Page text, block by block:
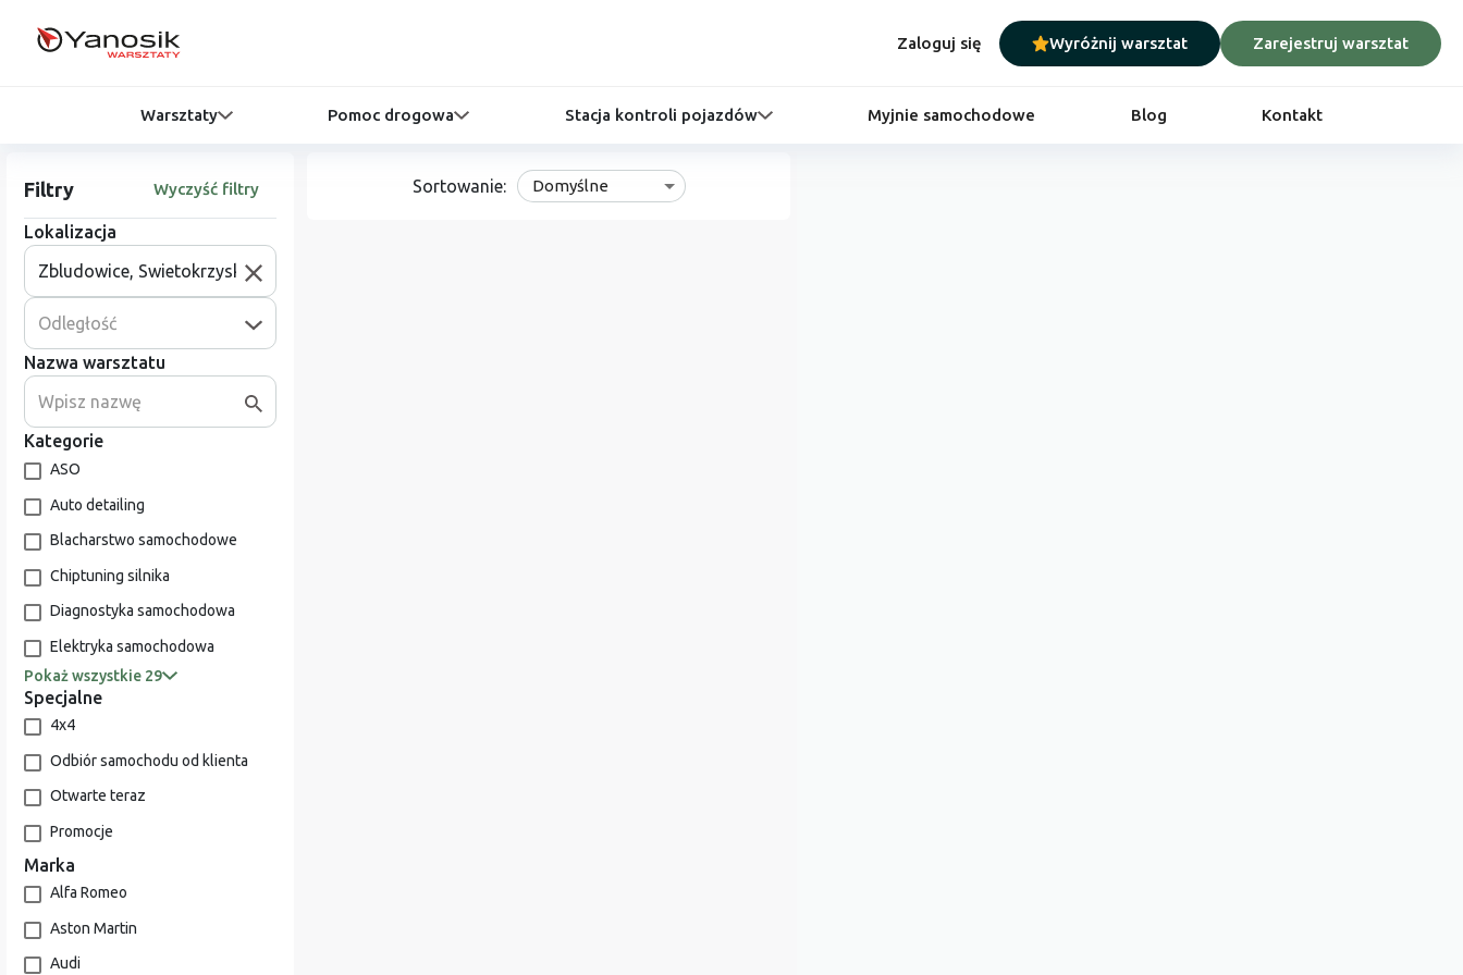
Zaloguj się Wyróżnij warsztat Zarejestruj warsztat
Warsztaty Pomoc drogowa Stacja kontroli pojazdów Myjnie samochodowe Blog Kontakt
Filtry Wyczyść filtry
Lokalizacja
Odległość
Nazwa warsztatu
Kategorie
ASO
Auto detailing
Blacharstwo samochodowe
Chiptuning silnika
Diagnostyka samochodowa
Elektryka samochodowa
Pokaż wszystkie 29
Specjalne
4x4
Odbiór samochodu od klienta
Otwarte teraz
Promocje
Marka
Alfa Romeo
Aston Martin
Audi
Sortowanie: Domyślne